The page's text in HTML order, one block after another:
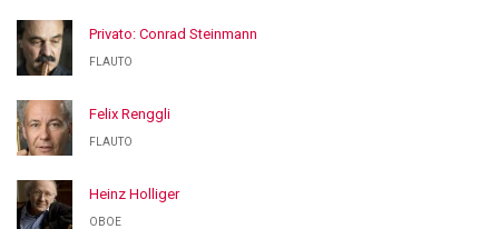
Privato: Conrad Steinmann
FLAUTO
Felix Renggli
FLAUTO
Heinz Holliger
OBOE